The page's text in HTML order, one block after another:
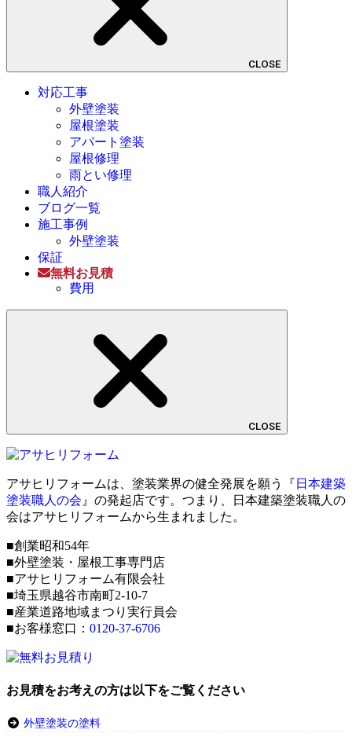
CLOSE
対応工事
外壁塗装
屋根塗装
アパート塗装
屋根修理
雨とい修理
職人紹介
ブログ一覧
施工事例
外壁塗装
保証
無料お見積
費用
CLOSE
アサヒリフォームは、塗装業界の健全発展を願う『 日本建築
塗装職人の会 』の発起店です。つまり、日本建築塗装職人の
会はアサヒリフォームから生まれました。
■創業昭和54年
■外壁塗装・屋根工事専門店
■アサヒリフォーム有限会社
■埼玉県越谷市南町2-10-7
■産業道路地域まつり実行員会
■お客様窓口： 0120-37-6706
お見積をお考えの方は以下をご覧ください
外壁塗装の塗料